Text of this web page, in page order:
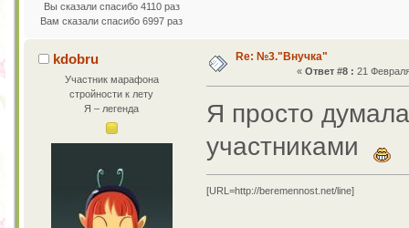
Вы сказали спасибо 4110 раз
Вам сказали спасибо 6997 раз
kdobru
Участник марафона
стройности к лету
Я – легенда
Re: №3."Внучка"
« Ответ #8 : 21
Я просто
участниками
[URL=http://beremennost.net/line]